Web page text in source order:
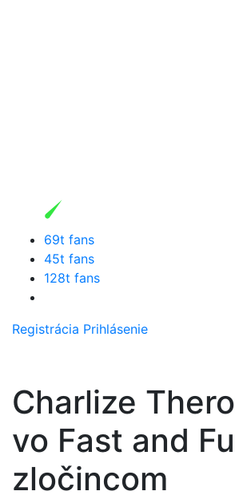
69t fans
45t fans
128t fans
Registrácia Prihlásenie
Charlize
vo Fast and
zločincom